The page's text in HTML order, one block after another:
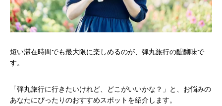
短い滞在時間でも最大限に楽しめるのが、弾丸旅行の醍醐味で
す。
「弾丸旅行に行きたいけれど、どこがいいかな？」と、お悩みの
あなたにぴったりのおすすめスポットを紹介します。